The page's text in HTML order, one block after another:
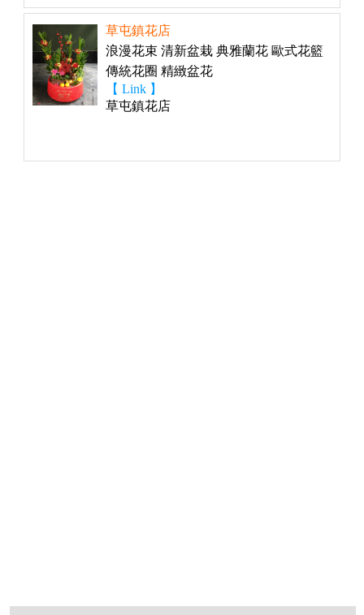
草屯鎮花店
浪漫花束 清新盆栽 典雅蘭花 歐式花籃
傳統花圈 精緻盆花
【 Link 】
草屯鎮花店